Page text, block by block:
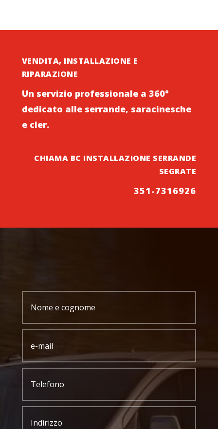
VENDITA, INSTALLAZIONE E
RIPARAZIONE
Un servizio professionale a 360°
dedicato alle serrande, saracinesche
e cler.
CHIAMA BC INSTALLAZIONE SERRANDE
SEGRATE
351-7316926